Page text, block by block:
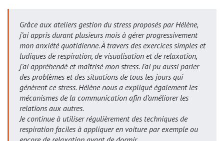
Grâce aux ateliers gestion du stress proposés par Hélène,
j’ai appris durant plusieurs mois à gérer progressivement
mon anxiété quotidienne. À travers des exercices simples et
ludiques de respiration, de visualisation et de relaxation,
j’ai appréhendé et maîtrisé mon stress. J’ai pu aussi parler
des problèmes et des situations de tous les jours qui
génèrent ce stress. Hélène nous a expliqué également les
mécanismes de la communication afin d’améliorer les
relations aux autres.
Je continue à utiliser régulièrement des techniques de
respiration faciles à appliquer en voiture par exemple ou